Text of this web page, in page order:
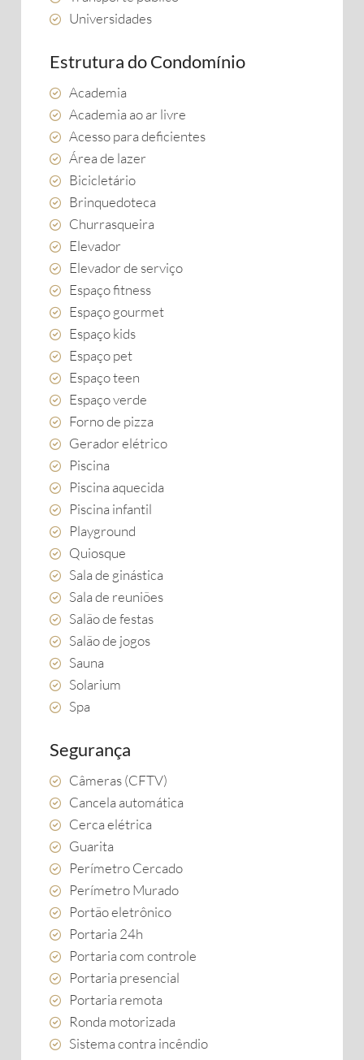
Universidades
Estrutura do Condomínio
Academia
Academia ao ar livre
Acesso para deficientes
Área de lazer
Bicicletário
Brinquedoteca
Churrasqueira
Elevador
Elevador de serviço
Espaço fitness
Espaço gourmet
Espaço kids
Espaço pet
Espaço teen
Espaço verde
Forno de pizza
Gerador elétrico
Piscina
Piscina aquecida
Piscina infantil
Playground
Quiosque
Sala de ginástica
Sala de reuniões
Salão de festas
Salão de jogos
Sauna
Solarium
Spa
Segurança
Câmeras (CFTV)
Cancela automática
Cerca elétrica
Guarita
Perímetro Cercado
Perímetro Murado
Portão eletrônico
Portaria 24h
Portaria com controle
Portaria presencial
Portaria remota
Ronda motorizada
Sistema contra incêndio